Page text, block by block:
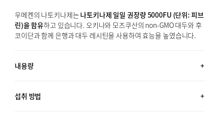
우메켄의 나토키나제는 나토키나제 일일 권장량 5000FU (단위: 피브
린)을 함유하고 있습니다. 오키나와 모즈쿠산의 non-GMO 대두와 후
코이단과 함께 은행과 대두 레시틴을 사용하여 효능을 높였습니다.
내용량
섭취 방법